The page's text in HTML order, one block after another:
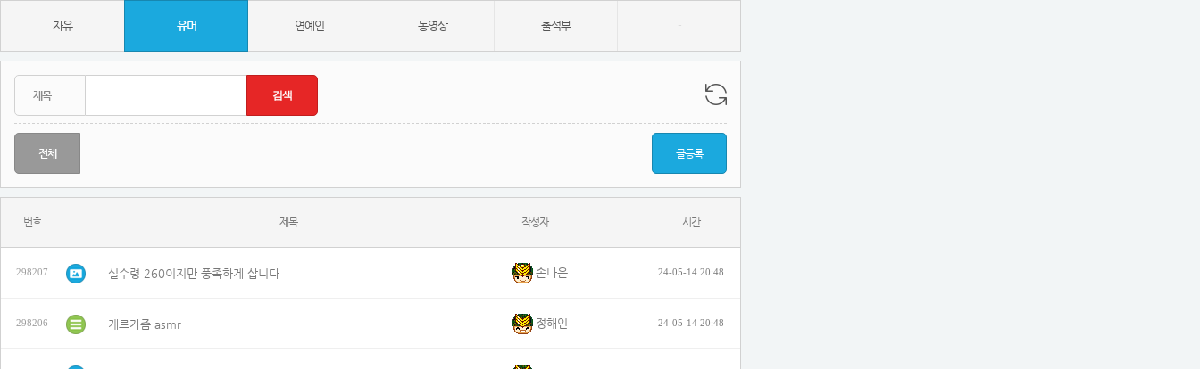
자유 유머 연예인 동영상 출석부 -
전체 글등록
번호 제목 작성자 시간
298207 실수령 260이지만 풍족하게 삽니다 손나은 24-05-14 20:48
298206 개르가즘 asmr 정해인 24-05-14 20:48